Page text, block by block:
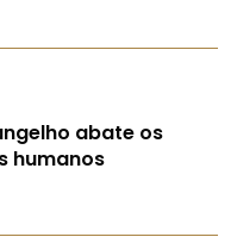
abate os
humanos